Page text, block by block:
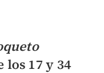
17 y 34